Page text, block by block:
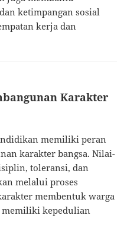
ketimpangan sosial
kerja dan
Karakter
memiliki peran
karakter bangsa. Nilai-
toleransi, dan
melalui proses
membentuk warga
memiliki kepedulian